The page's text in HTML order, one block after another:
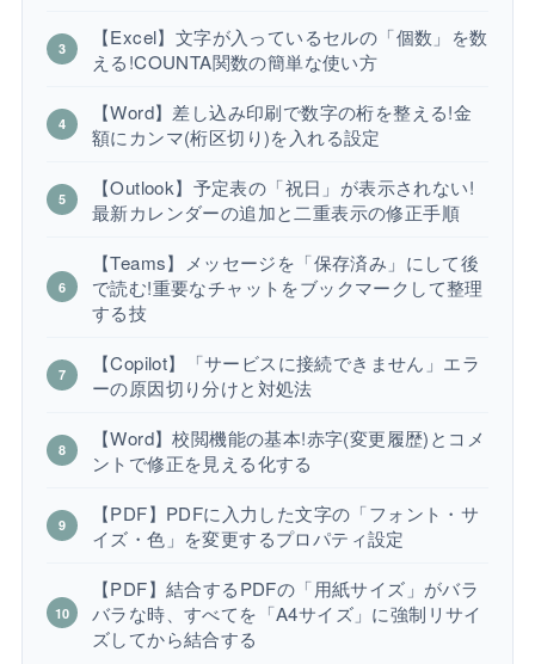
【Excel】文字が入っているセルの「個数」を数
える!COUNTA関数の簡単な使い方
【Word】差し込み印刷で数字の桁を整える!金
額にカンマ(桁区切り)を入れる設定
【Outlook】予定表の「祝日」が表示されない!
最新カレンダーの追加と二重表示の修正手順
【Teams】メッセージを「保存済み」にして後
で読む!重要なチャットをブックマークして整理
する技
【Copilot】「サービスに接続できません」エラ
ーの原因切り分けと対処法
【Word】校閲機能の基本!赤字(変更履歴)とコメ
ントで修正を見える化する
【PDF】PDFに入力した文字の「フォント・サ
イズ・色」を変更するプロパティ設定
【PDF】結合するPDFの「用紙サイズ」がバラ
バラな時、すべてを「A4サイズ」に強制リサイ
ズしてから結合する